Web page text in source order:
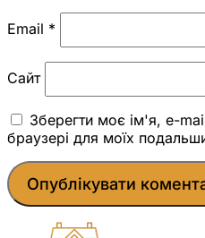
Email *
Сайт
Зберегти моє ім'я, e-
браузері для моїх